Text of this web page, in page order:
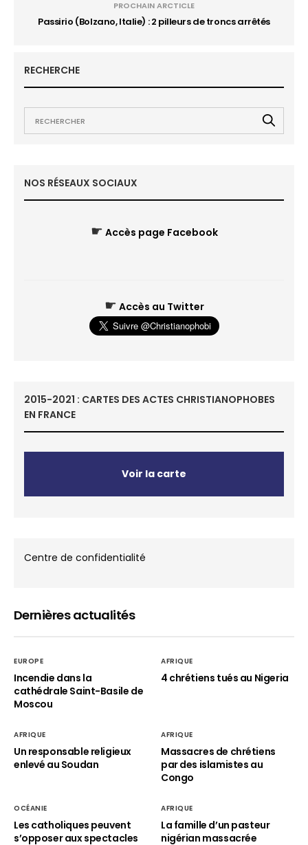
PROCHAIN ARCTICLE
Passirio (Bolzano, Italie) : 2 pilleurs de troncs arrêtés
RECHERCHE
NOS RÉSEAUX SOCIAUX
☛ Accès page Facebook
☛ Accès au Twitter
2015-2021 : CARTES DES ACTES CHRISTIANOPHOBES
EN FRANCE
Voir la carte
Centre de confidentialité
Dernières actualités
EUROPE
Incendie dans la
cathédrale Saint-Basile de
Moscou
AFRIQUE
4 chrétiens tués au Nigeria
AFRIQUE
Un responsable religieux
enlevé au Soudan
AFRIQUE
Massacres de chrétiens
par des islamistes au
Congo
OCÉANIE
Les catholiques peuvent
s’opposer aux spectacles
AFRIQUE
La famille d’un pasteur
nigérian massacrée